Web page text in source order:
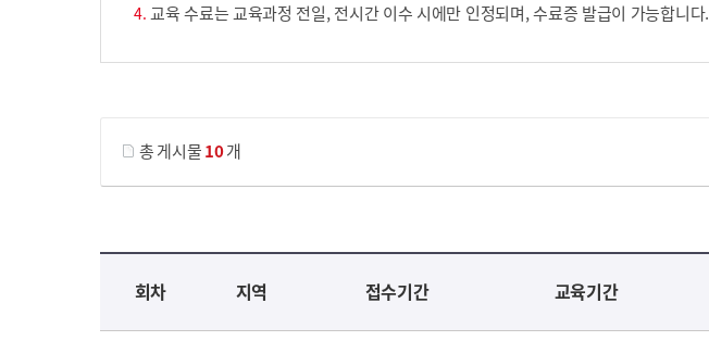
교육 수료는 교육과정 전일, 전시간 이수 시에만 인정되며, 수료증 발급이 가능합니다.
총 게시물10개
교육신청 목록을 나타낸 표로 회차, 지역, 접수기간, 교육기간, 교육장소, 신청인원/모집인원, 상태로 나뉘어 설명합니다.
회차 지역 접수기간 교육기간